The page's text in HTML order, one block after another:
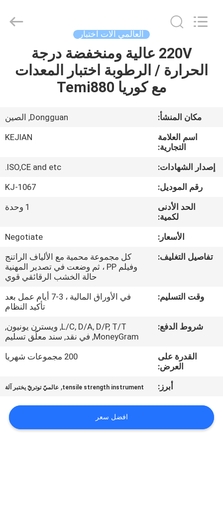
الصفحة
الرئيسية
معلومات
جولة
مراقبة
الجودة
اتصل
اقتباس
الموقع
INSTRUMENT
CO.,LTD.
العالمي آلات اختبار
220V عالية ومنخفضة درجة
الحرارة / الرطوبة اختبار المعدات
مع كوريا Temi880
مكان المنشأ:
Dongguan, الصين
اسم العلامة
التجارية:
KEJIAN
إصدار الشهادات:
ISO,CE and etc.
رقم الموديل:
KJ-1067
الحد الأدنى
لكمية:
1 وحدة
الأسعار:
Negotiate
تفاصيل التغليف:
كل مجموعة محمية مع الألياف الراتنج
وفيلم PP ، ثم وضعت في تصدير المهنية
حالة الخشب الرقائقي قوي
وقت التسليم:
في الأوراق المالية ، 3-7 أيام عمل بعد
تأكيد النظام
شروط الدفع:
L/C, D/A, D/P, T/T, ويسترن يونيون,
MoneyGram, في نقد, سند معلّق تسليم
القدرة على
العرض:
200 مجموعات شهريا
أبرز: tensile strength instrument
, عالميّ توتريّ يختبر آلة
افضل سعر